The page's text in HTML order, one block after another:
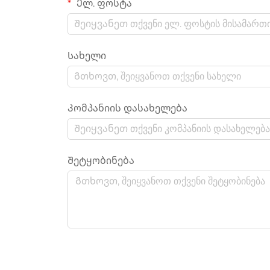
Ელ. ფოსტა
Სახელი
Კომპანიის დასახელება
Შეტყობინება